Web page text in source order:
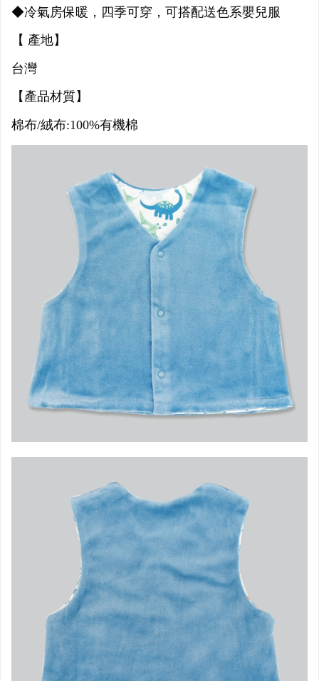
◆冷氣房保暖，四季可穿，可搭配送色系嬰兒服
【 產地】
台灣
【產品材質】
棉布/絨布:100%有機棉